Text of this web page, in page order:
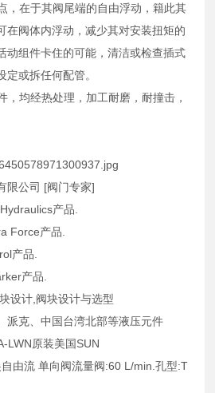
，在于其阀尾端的自由浮动，籍此其
在阀体内浮动，减少其对安装扭矩的
动组件卡住的可能，清洁或检查插式
定或拆任何配管。
，均经热处理，加工耐磨，耐撞击，
限公司 [阀门专家]
产品.
Force产品.
产品.
产品.
设计,阀块设计与选型
派克、中国台湾北部等液压元件
LWN原装美国SUN
由流 单向阀流量阀:60 L/min.孔型:T